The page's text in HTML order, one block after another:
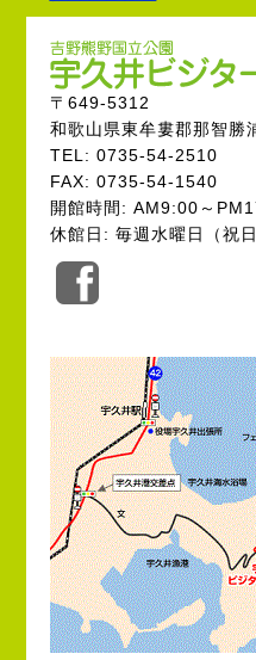
〒649-5312
和歌山県東牟婁郡那智勝
TEL: 0735-54-2510
FAX: 0735-54-1540
開館時間: AM9:00～
休館日: 毎週水曜日（祝
式